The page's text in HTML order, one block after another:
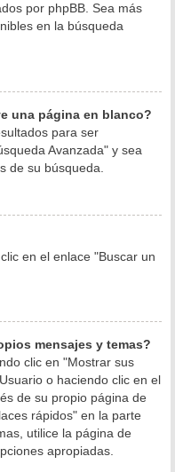
por phpBB. Sea más
en la búsqueda
una página en blanco?
para ser
Avanzada" y sea
de su búsqueda.
en el enlace "Buscar un
mensajes y temas?
clic en "Mostrar sus
o haciendo clic en el
de su propio página de
rápidos" en la parte
utilice la página de
apropiadas.